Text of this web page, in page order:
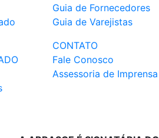
Guia de Fornecedores
Guia de Varejistas
CONTATO
Fale Conosco
Assessoria de Imprensa